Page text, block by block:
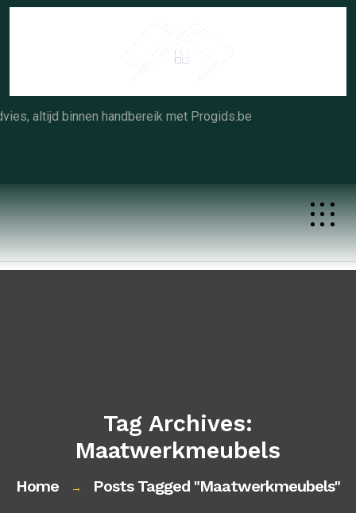
Skip
altijd binnen handbereik met Progids.be
Tag Archives:
Maatwerkmeubels
Home → Posts Tagged "maatwerkmeubels"